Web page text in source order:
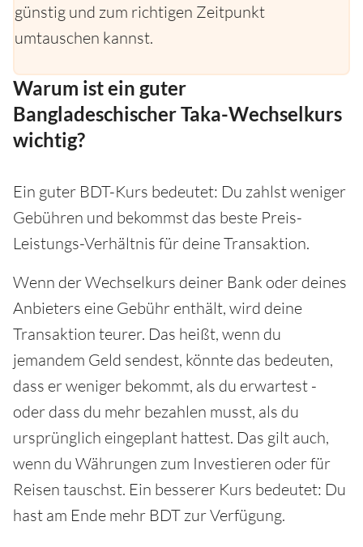
günstig und zum richtigen Zeitpunkt
umtauschen kannst.
Warum ist ein guter
Bangladeschischer Taka-Wechselkurs
wichtig?
Ein guter BDT-Kurs bedeutet: Du zahlst weniger
Gebühren und bekommst das beste Preis-
Leistungs-Verhältnis für deine Transaktion.
Wenn der Wechselkurs deiner Bank oder deines
Anbieters eine Gebühr enthält, wird deine
Transaktion teurer. Das heißt, wenn du
jemandem Geld sendest, könnte das bedeuten,
dass er weniger bekommt, als du erwartest -
oder dass du mehr bezahlen musst, als du
ursprünglich eingeplant hattest. Das gilt auch,
wenn du Währungen zum Investieren oder für
Reisen tauschst. Ein besserer Kurs bedeutet: Du
hast am Ende mehr BDT zur Verfügung.